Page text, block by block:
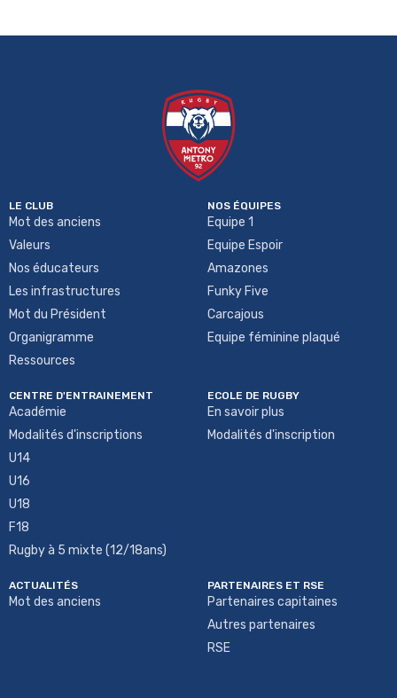
LE CLUB
Mot des anciens
Valeurs
Nos éducateurs
Les infrastructures
Mot du Président
Organigramme
Ressources
NOS ÉQUIPES
Equipe 1
Equipe Espoir
Amazones
Funky Five
Carcajous
Equipe féminine plaqué
CENTRE D'ENTRAINEMENT
Académie
Modalités d'inscriptions
U14
U16
U18
F18
Rugby à 5 mixte (12/18ans)
ECOLE DE RUGBY
En savoir plus
Modalités d'inscription
ACTUALITÉS
Mot des anciens
PARTENAIRES ET RSE
Partenaires capitaines
Autres partenaires
RSE